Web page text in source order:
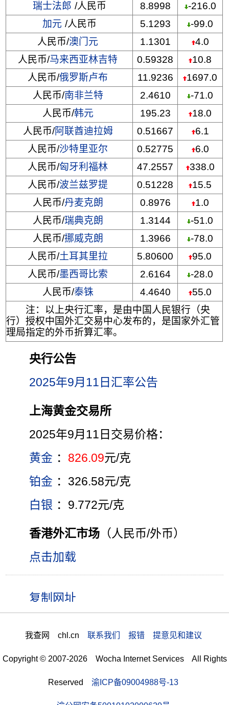
瑞士法郎 /人民币 8.8998
-216.0
加元 /人民币 5.1293
-99.0
人民币/澳门元 1.1301
4.0
人民币/马来西亚林吉特 0.59328
10.8
人民币/俄罗斯卢布 11.9236
1697.0
人民币/南非兰特 2.4610
-71.0
人民币/韩元 195.23
18.0
人民币/阿联酋迪拉姆 0.51667
6.1
人民币/沙特里亚尔 0.52775
6.0
人民币/匈牙利福林 47.2557
338.0
人民币/波兰兹罗提 0.51228
15.5
人民币/丹麦克朗 0.8976
1.0
人民币/瑞典克朗 1.3144
-51.0
人民币/挪威克朗 1.3966
-78.0
人民币/土耳其里拉 5.80600
95.0
人民币/墨西哥比索 2.6164
-28.0
人民币/泰铢 4.4640
55.0
注：以上央行汇率，是由中国人民银行（央
行）授权中国外汇交易中心发布的，是国家外汇管
理局指定的外币折算汇率。
央行公告
2025年9月11日汇率公告
上海黄金交易所
2025年9月11日交易价格：
黄金 ： 826.09元/克
铂金 ：326.58元/克
白银 ：9.772元/克
香港外汇市场 （人民币/外币）
点击加载
我查网 chl.cn 联系我们 报错 提意见和建议
Copyright © 2007-2026 Wocha Internet Services All Rights
Reserved 渝ICP备09004988号-13